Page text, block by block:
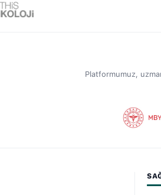
Platformumuz,